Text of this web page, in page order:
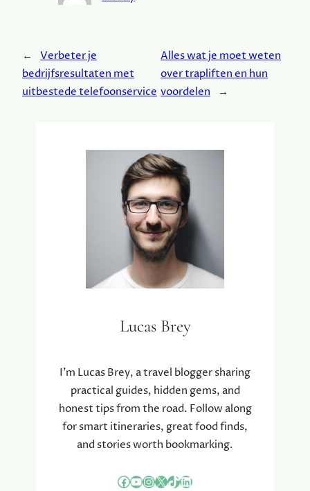
←
Verbeter je
bedrijfsresultaten met
uitbestede telefoonservice
Alles wat je moet weten
over trapliften en hun
voordelen
→
Lucas Brey
I’m Lucas Brey, a travel blogger sharing
practical guides, hidden gems, and
honest tips from the road. Follow along
for smart itineraries, great food finds,
and stories worth bookmarking.
Facebook YouTube InstagramX TikTok LinkedIn